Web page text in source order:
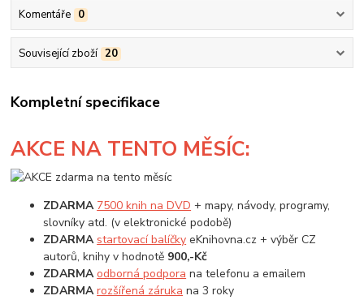
Komentáře 0
Související zboží 20
Kompletní specifikace
AKCE NA TENTO MĚSÍC:
ZDARMA 7500 knih na DVD + mapy, návody, programy,
slovníky atd. (v elektronické podobě)
ZDARMA startovací balíčky eKnihovna.cz + výběr CZ
autorů, knihy v hodnotě 900,-Kč
ZDARMA odborná podpora na telefonu a emailem
ZDARMA rozšířená záruka na 3 roky